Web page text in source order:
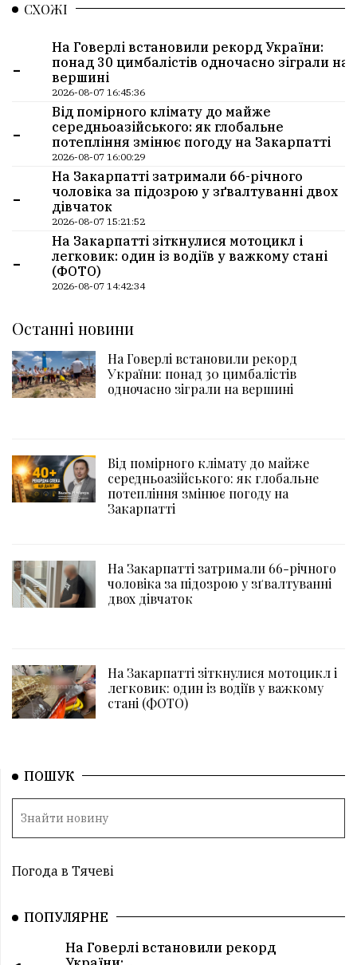
СХОЖІ
-
На Говерлі встановили рекорд України:
понад 30 цимбалістів одночасно зіграли на
вершині
2026-08-07 16:45:36
-
Від помірного клімату до майже
середньоазійського: як глобальне
потепління змінює погоду на Закарпатті
2026-08-07 16:00:29
-
На Закарпатті затримали 66-річного
чоловіка за підозрою у зґвалтуванні двох
дівчаток
2026-08-07 15:21:52
-
На Закарпатті зіткнулися мотоцикл і
легковик: один із водіїв у важкому стані
(ФОТО)
2026-08-07 14:42:34
Останні новини
На Говерлі встановили рекорд
України: понад 30 цимбалістів
одночасно зіграли на вершині
Від помірного клімату до майже
середньоазійського: як глобальне
потепління змінює погоду на
Закарпатті
На Закарпатті затримали 66-річного
чоловіка за підозрою у зґвалтуванні
двох дівчаток
На Закарпатті зіткнулися мотоцикл і
легковик: один із водіїв у важкому
стані (ФОТО)
ПОШУК
Погода в Тячеві
ПОПУЛЯРНЕ
На Говерлі встановили рекорд